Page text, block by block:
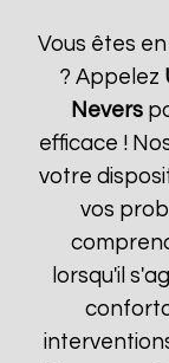
Vous êtes
? Appelez
Nevers
efficace !
votre
vos
lorsqu'il